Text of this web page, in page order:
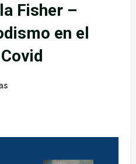
Fisher –
en el